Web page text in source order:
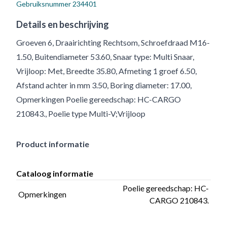
Gebruiksnummer 234401
Details en beschrijving
Groeven 6, Draairichting Rechtsom, Schroefdraad M16-
1.50, Buitendiameter 53.60, Snaar type: Multi Snaar,
Vrijloop: Met, Breedte 35.80, Afmeting 1 groef 6.50,
Afstand achter in mm 3.50, Boring diameter: 17.00,
Opmerkingen Poelie gereedschap: HC-CARGO
210843., Poelie type Multi-V;Vrijloop
Product informatie
Cataloog informatie
Opmerkingen
Poelie gereedschap: HC-
CARGO 210843.